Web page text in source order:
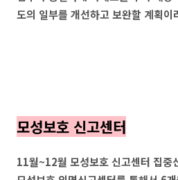
도의 일부를 개선하고 보완할 계획이
모성보호 신고센터
11월~12월 모성보호 신고센터 집중